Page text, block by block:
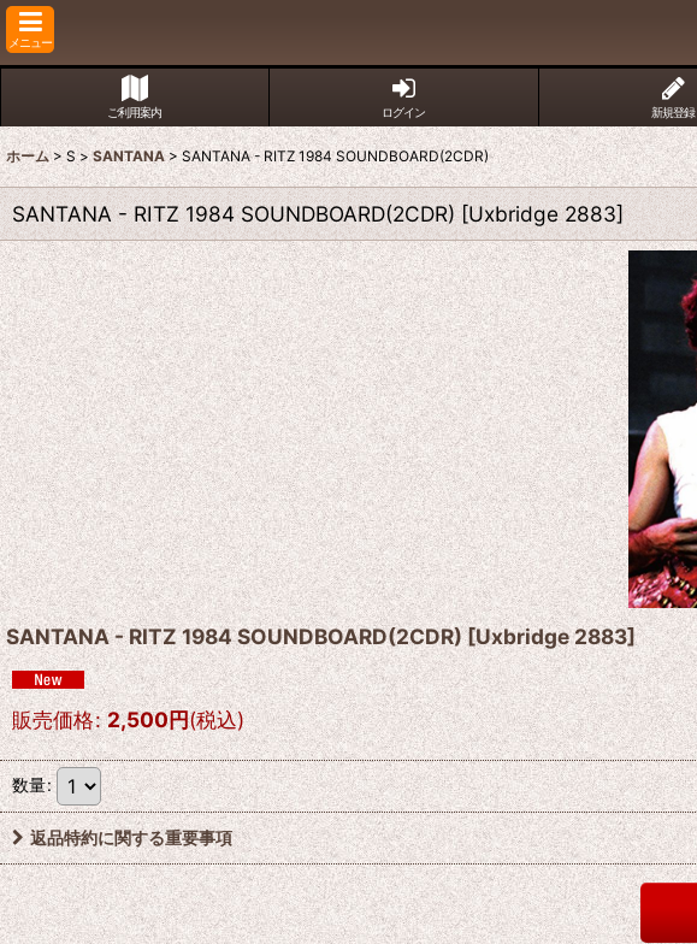
メニュー
ご利用案内 ログイン 新規登録
ホーム > S > SANTANA > SANTANA - RITZ 1984 SOUNDBOARD(2CDR)
SANTANA - RITZ 1984 SOUNDBOARD(2CDR) [Uxbridge 2883]
SANTANA - RITZ 1984 SOUNDBOARD(2CDR) [Uxbridge 2883]
販売価格: 2,500円(税込)
数量:
返品特約に関する重要事項